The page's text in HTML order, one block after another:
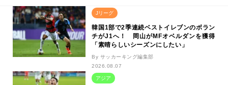
Jリーグ
韓国1部で2季連続ベストイレブンのボラン
チがJ1へ！ 岡山がMFオベルダンを獲得
「素晴らしいシーズンにしたい」
By サッカーキング編集部
2026.08.07
アジア